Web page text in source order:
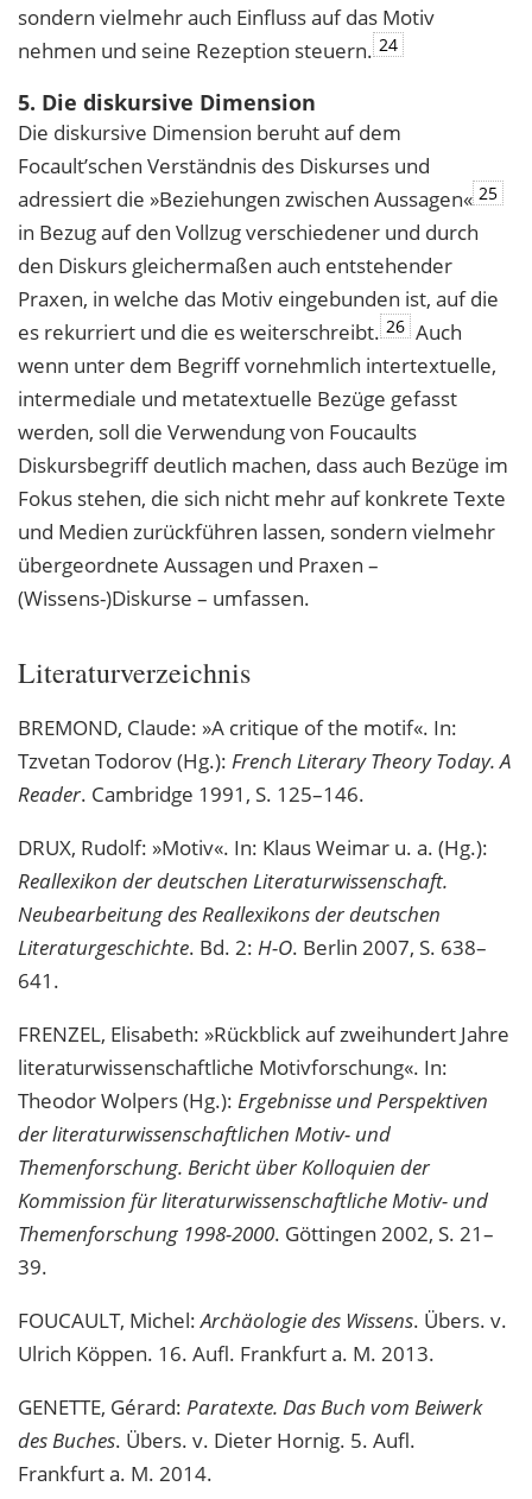
sondern vielmehr auch Einfluss auf das Motiv
nehmen und seine Rezeption steuern. 24
5. Die diskursive Dimension
Die diskursive Dimension beruht auf dem
Focault’schen Verständnis des Diskurses und
adressiert die »Beziehungen zwischen Aussagen« 25
in Bezug auf den Vollzug verschiedener und durch
den Diskurs gleichermaßen auch entstehender
Praxen, in welche das Motiv eingebunden ist, auf die
es rekurriert und die es weiterschreibt. 26 Auch
wenn unter dem Begriff vornehmlich intertextuelle,
intermediale und metatextuelle Bezüge gefasst
werden, soll die Verwendung von Foucaults
Diskursbegriff deutlich machen, dass auch Bezüge im
Fokus stehen, die sich nicht mehr auf konkrete Texte
und Medien zurückführen lassen, sondern vielmehr
übergeordnete Aussagen und Praxen –
(Wissens-)Diskurse – umfassen.
Literaturverzeichnis
BREMOND, Claude: »A critique of the motif«. In:
Tzvetan Todorov (Hg.): French Literary Theory Today. A
Reader. Cambridge 1991, S. 125–146.
DRUX, Rudolf: »Motiv«. In: Klaus Weimar u. a. (Hg.):
Reallexikon der deutschen Literaturwissenschaft.
Neubearbeitung des Reallexikons der deutschen
Literaturgeschichte. Bd. 2: H-O. Berlin 2007, S. 638–
641.
FRENZEL, Elisabeth: »Rückblick auf zweihundert Jahre
literaturwissenschaftliche Motivforschung«. In:
Theodor Wolpers (Hg.): Ergebnisse und Perspektiven
der literaturwissenschaftlichen Motiv- und
Themenforschung. Bericht über Kolloquien der
Kommission für literaturwissenschaftliche Motiv- und
Themenforschung 1998-2000. Göttingen 2002, S. 21–
39.
FOUCAULT, Michel:Archäologie des Wissens. Übers. v.
Ulrich Köppen. 16. Aufl. Frankfurt a. M. 2013.
GENETTE, Gérard: Paratexte. Das Buch vom Beiwerk
des Buches. Übers. v. Dieter Hornig. 5. Aufl.
Frankfurt a. M. 2014.